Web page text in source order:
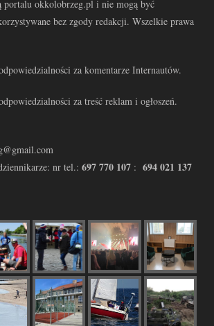
portalu okkolobrzeg.pl i nie mogą być
bez zgody redakcji. Wszelkie prawa
za komentarze Internautów.
za treść reklam i ogłoszeń.
nr tel.: 697 770 107 : 694 021 137